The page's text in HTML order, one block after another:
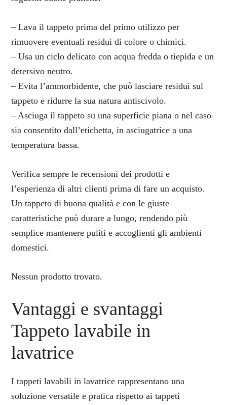
– Lava il tappeto prima del primo utilizzo per
rimuovere eventuali residui di colore o chimici.
– Usa un ciclo delicato con acqua fredda o tiepida e un
detersivo neutro.
– Evita l’ammorbidente, che può lasciare residui sul
tappeto e ridurre la sua natura antiscivolo.
– Asciuga il tappeto su una superficie piana o nel caso
sia consentito dall’etichetta, in asciugatrice a una
temperatura bassa.
Verifica sempre le recensioni dei prodotti e
l’esperienza di altri clienti prima di fare un acquisto.
Un tappeto di buona qualità e con le giuste
caratteristiche può durare a lungo, rendendo più
semplice mantenere puliti e accoglienti gli ambienti
domestici.
Nessun prodotto trovato.
Vantaggi e svantaggi
Tappeto lavabile in
lavatrice
I tappeti lavabili in lavatrice rappresentano una
soluzione versatile e pratica rispetto ai tappeti